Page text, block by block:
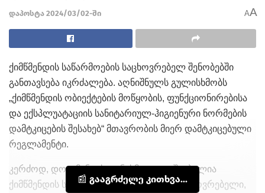
დაპოსტა 2024/03/02-ში AA
ქიმწმენდის საწარმოების საცხოვრებელ შენობებში
განთავსება იკრძალება. აღნიშნულს გულისხმობს
„ქიმწმენდის ობიექტების მოწყობის, ფუნქციონირებისა
და ექსპლუატაციის სანიტარიულ-ჰიგიენური ნორმების
დამტკიცების შესახებ“ მთავრობის მიერ დამტკიცებული
რეგლამენტი.
კერძოდ, დოკუმენტის თანახმად, დაუშვებელია
ქიმწმენდის საწარმოების განთავსება საცხოვრებელი,
📰 გააგრძელე კითხვა...